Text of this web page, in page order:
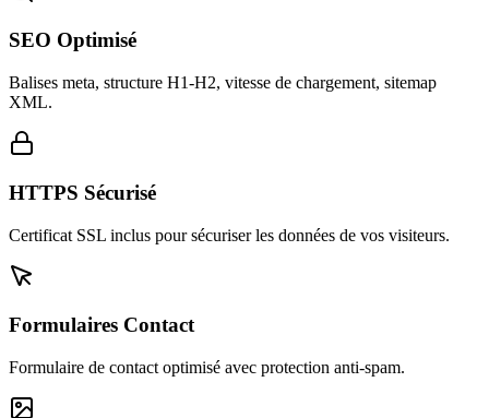
SEO Optimisé
Balises meta, structure H1-H2, vitesse de chargement, sitemap
XML.
HTTPS Sécurisé
Certificat SSL inclus pour sécuriser les données de vos visiteurs.
Formulaires Contact
Formulaire de contact optimisé avec protection anti-spam.